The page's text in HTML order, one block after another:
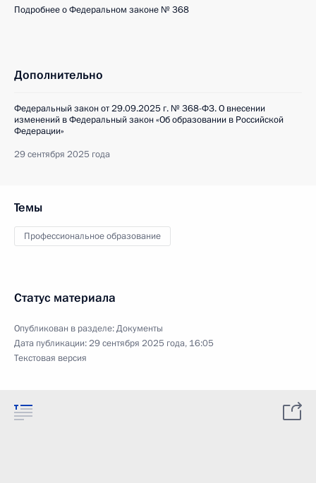
Подробнее о Федеральном законе № 368
Дополнительно
Федеральный закон от 29.09.2025 г. № 368-ФЗ. О внесении
изменений в Федеральный закон «Об образовании в Российской
Федерации»
29 сентября 2025 года
Темы
Профессиональное образование
Статус материала
Опубликован в разделе:Документы
Дата публикации:29 сентября 2025 года, 16:05
Текстовая версия